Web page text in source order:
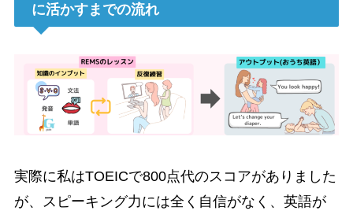
に活かすまでの流れ
実際に私はTOEICで800点代のスコアがありました
が、スピーキング力には全く自信がなく、英語が